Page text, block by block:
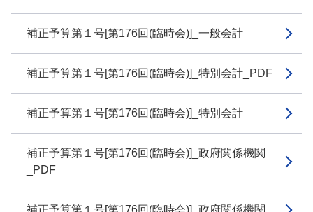
補正予算第１号[第176回(臨時会)]_一般会計
補正予算第１号[第176回(臨時会)]_特別会計_PDF
補正予算第１号[第176回(臨時会)]_特別会計
補正予算第１号[第176回(臨時会)]_政府関係機関
_PDF
補正予算第１号[第176回(臨時会)]_政府関係機関